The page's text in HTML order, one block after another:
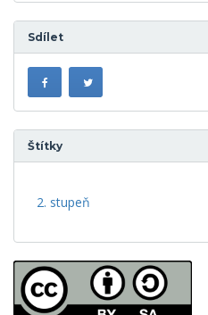
Sdílet
Štítky
2. stupeň